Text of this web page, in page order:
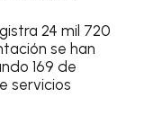
24 mil 720
se han
169 de
servicios